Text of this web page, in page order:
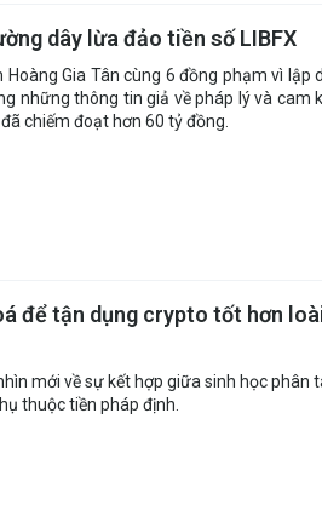
dây lừa đảo tiền số LIBFX
Gia Tân cùng 6 đồng phạm vì lập
những thông tin giả về pháp lý và cam
chiếm đoạt hơn 60 tỷ đồng.
để tận dụng crypto tốt hơn
mới về sự kết hợp giữa sinh học phân
thuộc tiền pháp định.